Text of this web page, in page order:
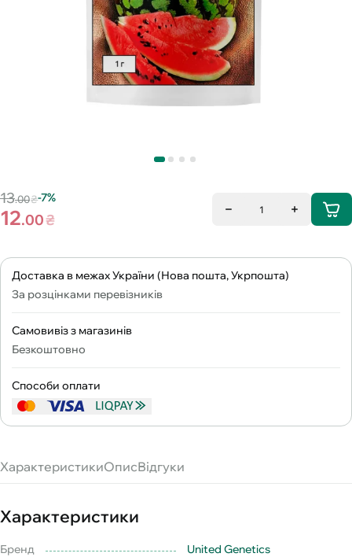
13.00₴-7%
12.00₴
1
Доставка в межах України (Нова пошта, Укрпошта)
За розцінками перевізників
Самовивіз з магазинів
Безкоштовно
Способи оплати
ХарактеристикиОписВідгуки
Характеристики
Бренд
United Genetics